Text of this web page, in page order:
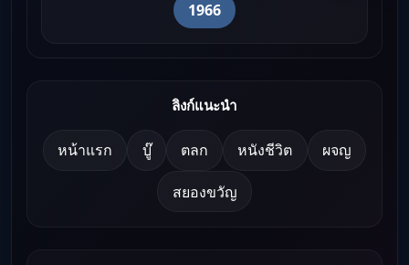
1966
ลิงก์แนะนำ
หน้าแรก บู๊ ตลก หนังชีวิต ผจญ
สยองขวัญ